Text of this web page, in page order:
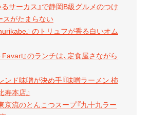
るサーカス』で静岡B級グルメのつけ
スがたまらない
』 のトリュフが香る白いオム
Favart』のランチは、定食屋さながら
ンド味噌が決め手『味噌ラーメン 柿
本店』
京流のとんこつスープ『九十九ラー